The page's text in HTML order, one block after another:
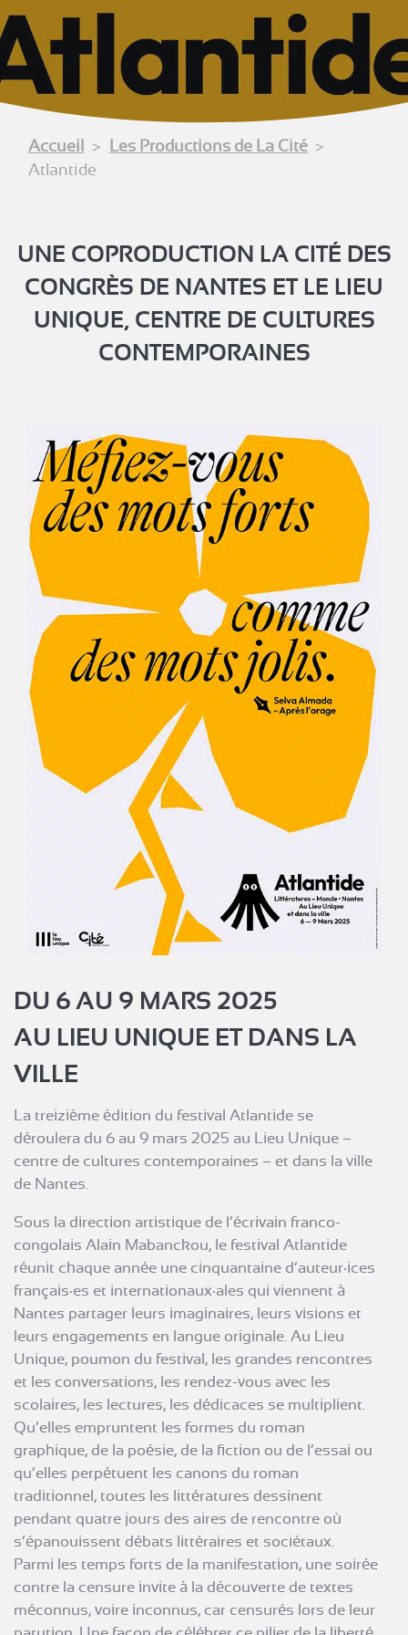
Accueil
Les Productions de La Cité
Atlantide
UNE COPRODUCTION LA CITÉ DES
CONGRÈS DE NANTES ET LE LIEU
UNIQUE, CENTRE DE CULTURES
CONTEMPORAINES
DU 6 AU 9 MARS 2025
AU LIEU UNIQUE ET DANS LA
VILLE
La treizième édition du festival Atlantide se
déroulera du 6 au 9 mars 2025 au Lieu Unique –
centre de cultures contemporaines – et dans la ville
de Nantes.
Sous la direction artistique de l’écrivain franco-
congolais Alain Mabanckou, le festival Atlantide
réunit chaque année une cinquantaine d’auteur·ices
français·es et internationaux·ales qui viennent à
Nantes partager leurs imaginaires, leurs visions et
leurs engagements en langue originale. Au Lieu
Unique, poumon du festival, les grandes rencontres
et les conversations, les rendez-vous avec les
scolaires, les lectures, les dédicaces se multiplient.
Qu’elles empruntent les formes du roman
graphique, de la poésie, de la fiction ou de l’essai ou
qu’elles perpétuent les canons du roman
traditionnel, toutes les littératures dessinent
pendant quatre jours des aires de rencontre où
s’épanouissent débats littéraires et sociétaux.
Parmi les temps forts de la manifestation, une soirée
contre la censure invite à la découverte de textes
méconnus, voire inconnus, car censurés lors de leur